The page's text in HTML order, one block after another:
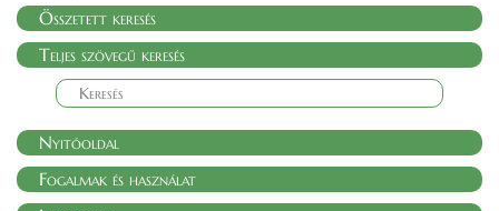
Összetett keresés
Teljes szövegű keresés
Nyitóoldal
Fogalmak és használat